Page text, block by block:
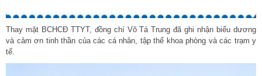
Thay mặt BCHCĐ TTYT, đồng chí Võ Tá Trung đã ghi nhận biểu dương
và cảm ơn tinh thần của các cá nhân, tập thể khoa phòng và các trạm y
tế.